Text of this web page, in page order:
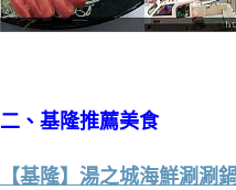
二、基隆推薦美食
【基隆】湯之城海鮮涮涮